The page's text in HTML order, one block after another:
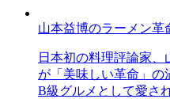
山本益博のラーメン革
日本初の料理評論家
が「美味しい革命」の
B級グルメとして愛さ